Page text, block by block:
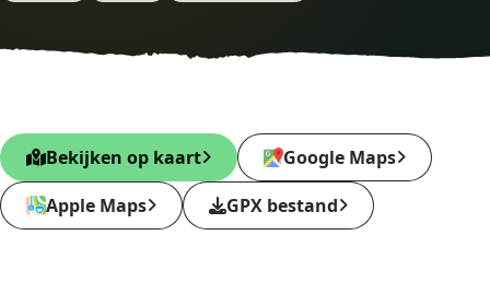
Bekijken op kaart
Google Maps
Apple Maps
GPX bestand